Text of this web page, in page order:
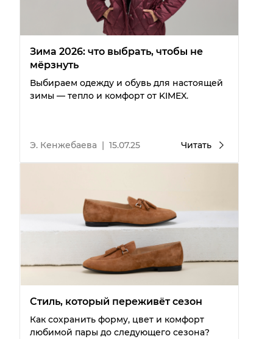
Зима 2026: что выбрать, чтобы не
мёрзнуть
Выбираем одежду и обувь для настоящей
зимы — тепло и комфорт от KIMEX.
Э. Кенжебаева | 15.07.25 Читать
Стиль, который переживёт сезон
Как сохранить форму, цвет и комфорт
любимой пары до следующего сезона?